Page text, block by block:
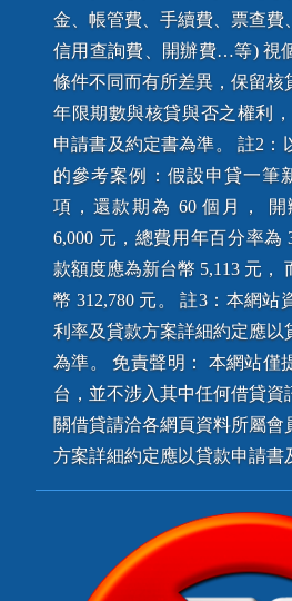
金、帳管費、手續費、票查費
信用查詢費、開辦費…等) 視
條件不同而有所差異，保留核
年限期數與核貸與否之權利
申請書及約定書為準。 註2：
的參考案例：假設申貸一筆
項，還款期為 60 個月，
6,000 元，總費用年百分率為
款額度應為新台幣 5,113 元，
幣 312,780 元。 註3：本網站
利率及貸款方案詳細約定應以
為準。 免責聲明： 本網站僅
台，並不涉入其中任何借貸資
關借貸請洽各網頁資料所屬會
方案詳細約定應以貸款申請書